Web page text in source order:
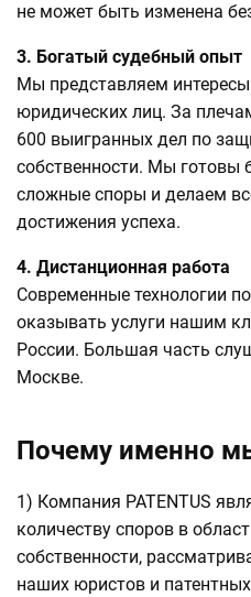
не может быть изменена
3. Богатый судебный опыт
Мы представляем
юридических лиц. За
600 выигранных дел по
собственности. Мы готовы
сложные споры и делаем
достижения успеха.
4. Дистанционная работа
Современные технологии
оказывать услуги нашим
России. Большая часть
Москве.
Почему именно
1) Компания PATENTUS
количеству споров в
собственности,
наших юристов и